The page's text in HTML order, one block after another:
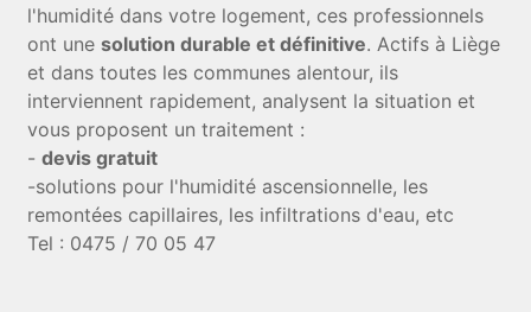
l'humidité dans votre logement, ces professionnels
ont unesolution durable et définitive. Actifs à Liège
et dans toutes les communes alentour, ils
interviennent rapidement, analysent la situation et
vous proposent un traitement :
-devis gratuit
-solutions pour l'humidité ascensionnelle, les
remontées capillaires, les infiltrations d'eau, etc
Tel : 0475 / 70 05 47